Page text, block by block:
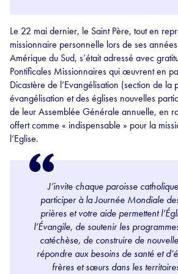
Le 22 mai dernier, le Saint Père, tout en
missionnaire personnelle lors de ses
Amérique du Sud, s’était adressé avec
Pontificales Missionnaires qui œuvrent en
Dicastère de l’Evangélisation (section de la
évangélisation et des églises nouvelles
de leur Assemblée Générale annuelle, en
offert comme « indispensable » pour la
l’Eglise.
J’invite chaque paroisse
participer à la Journée Mondiale
prières et votre aide permettent
l’Évangile, de soutenir les
catéchèse, de construire de
répondre aux besoins de santé et
frères et sœurs dans les